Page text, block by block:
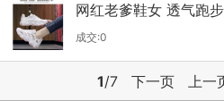
网红老爹鞋女 透气跑
成交:0
1/7 下一页 上一